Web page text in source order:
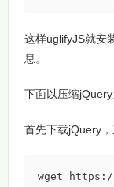
这样uglifyJS就安
息。
下面以压缩
首先下载jQuery
wget